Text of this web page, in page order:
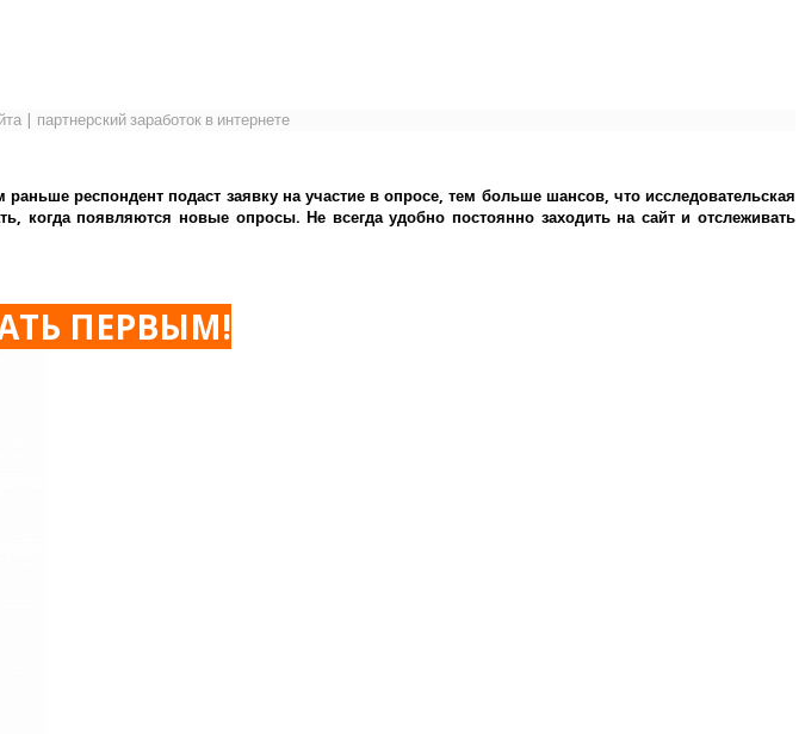
| партнерский заработок в интернете
респондент подаст заявку на участие в опросе, тем больше шансов, что исследовательская
появляются новые опросы. Не всегда удобно постоянно заходить на сайт и отслеживать
ПЕРВЫМ!